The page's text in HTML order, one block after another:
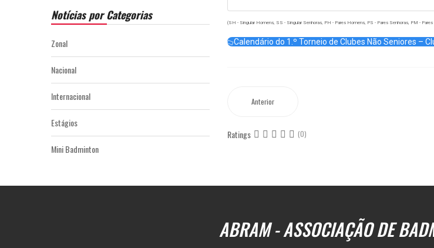
Notícias por Categorias
Zonal
Nacional
Internacional
Estágios
Mini Badminton
(SH - Singular Homens, SS - Singular Senhoras, PH - Pares Homens, PS - Pares Senhoras, PM -
Calendário do 1.º Torneio de Clubes Não Seniores –
Anterior
Ratings (0)
ABRAM - ASSOCIAÇÃO DE